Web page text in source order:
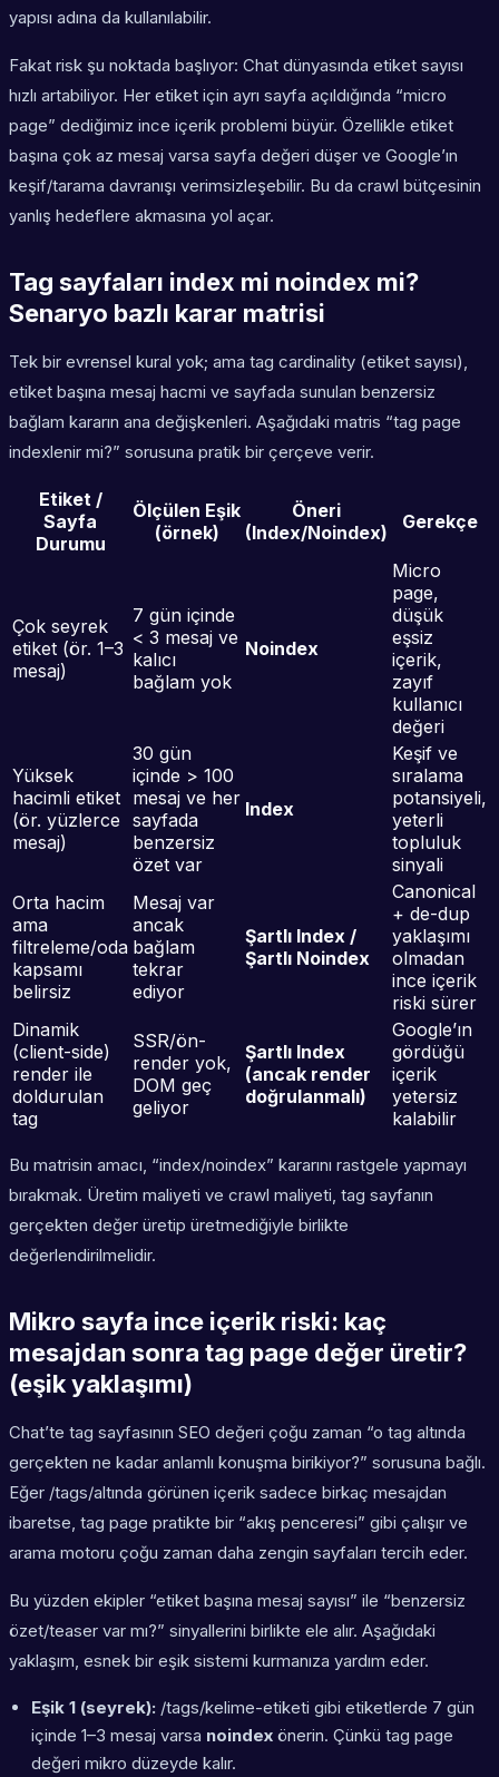
yapısı adına da kullanılabilir.
Fakat risk şu noktada başlıyor: Chat dünyasında etiket sayısı
hızlı artabiliyor. Her etiket için ayrı sayfa açıldığında “micro
page” dediğimiz ince içerik problemi büyür. Özellikle etiket
başına çok az mesaj varsa sayfa değeri düşer ve Google’ın
keşif/tarama davranışı verimsizleşebilir. Bu da crawl bütçesinin
yanlış hedeflere akmasına yol açar.
Tag sayfaları index mi noindex mi?
Senaryo bazlı karar matrisi
Tek bir evrensel kural yok; ama tag cardinality (etiket sayısı),
etiket başına mesaj hacmi ve sayfada sunulan benzersiz
bağlam kararın ana değişkenleri. Aşağıdaki matris “tag page
indexlenir mi?” sorusuna pratik bir çerçeve verir.
Etiket /
Sayfa
Durumu
Ölçülen Eşik
(örnek)
Öneri
(Index/Noindex)
Gerekçe
Çok seyrek
etiket (ör. 1–3
mesaj)
7 gün içinde
< 3 mesaj ve
kalıcı
bağlam yok
Noindex
Micro
page,
düşük
eşsiz
içerik,
zayıf
kullanıcı
değeri
Yüksek
hacimli etiket
(ör. yüzlerce
mesaj)
30 gün
içinde > 100
mesaj ve her
sayfada
benzersiz
özet var
Index
Keşif ve
sıralama
potansiyeli,
yeterli
topluluk
sinyali
Orta hacim
ama
filtreleme/oda
kapsamı
belirsiz
Mesaj var
ancak
bağlam
tekrar
ediyor
Şartlı Index /
Şartlı Noindex
Canonical
+ de-dup
yaklaşımı
olmadan
ince içerik
riski sürer
Dinamik
(client-side)
render ile
doldurulan
tag
SSR/ön-
render yok,
DOM geç
geliyor
Şartlı Index
(ancak render
doğrulanmalı)
Google’ın
gördüğü
içerik
yetersiz
kalabilir
Bu matrisin amacı, “index/noindex” kararını rastgele yapmayı
bırakmak. Üretim maliyeti ve crawl maliyeti, tag sayfanın
gerçekten değer üretip üretmediğiyle birlikte
değerlendirilmelidir.
Mikro sayfa ince içerik riski: kaç
mesajdan sonra tag page değer üretir?
(eşik yaklaşımı)
Chat’te tag sayfasının SEO değeri çoğu zaman “o tag altında
gerçekten ne kadar anlamlı konuşma birikiyor?” sorusuna bağlı.
Eğer /tags/altında görünen içerik sadece birkaç mesajdan
ibaretse, tag page pratikte bir “akış penceresi” gibi çalışır ve
arama motoru çoğu zaman daha zengin sayfaları tercih eder.
Bu yüzden ekipler “etiket başına mesaj sayısı” ile “benzersiz
özet/teaser var mı?” sinyallerini birlikte ele alır. Aşağıdaki
yaklaşım, esnek bir eşik sistemi kurmanıza yardım eder.
Eşik 1 (seyrek): /tags/kelime-etiketi gibi etiketlerde 7 gün
içinde 1–3 mesaj varsa noindex önerin. Çünkü tag page
değeri mikro düzeyde kalır.